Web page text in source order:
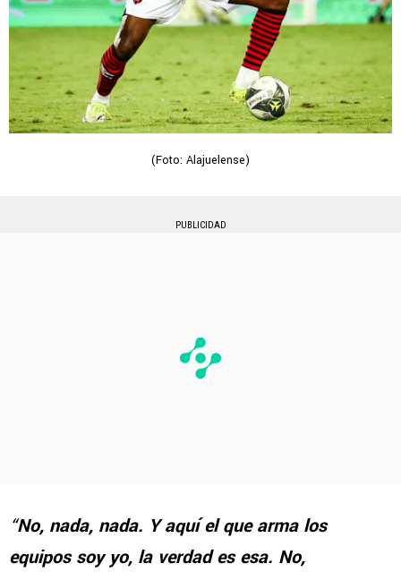
(Foto: Alajuelense)
PUBLICIDAD
“No, nada, nada. Y aquí el que arma los
equipos soy yo, la verdad es esa. No,